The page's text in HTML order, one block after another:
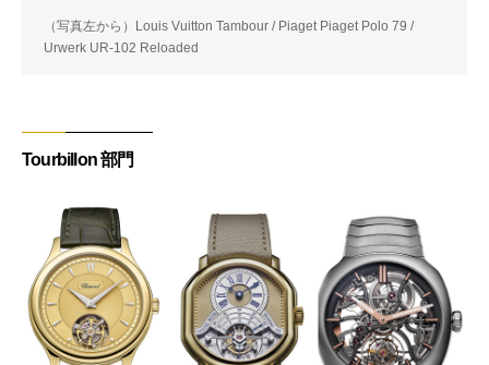
（写真左から）Louis Vuitton Tambour / Piaget Piaget Polo 79 /
Urwerk UR-102 Reloaded
Tourbillon 部門